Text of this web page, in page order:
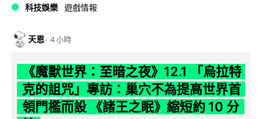
科技娛樂 遊戲情報
天恩 4 小時
《魔獸世界：至暗之夜》12.1 「烏拉特
克的詛咒」專訪：巢穴不為提高世界首
領門檻而設 《諸王之眠》縮短約 10 分